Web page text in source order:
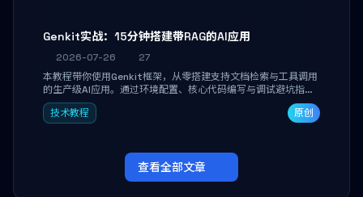
Genkit实战：15分钟搭建带RAG的AI应用
2026-07-26
27
本教程带你使用Genkit框架，从零搭建支持文档检索与工具调用
的生产级AI应用。通过环境配置、核心代码编写与调试避坑指
南，学完即可掌握多模型切换、RAG管道构建及函数调用注册，
独立开发高效AI智能体。
技术教程 原创
查看全部文章